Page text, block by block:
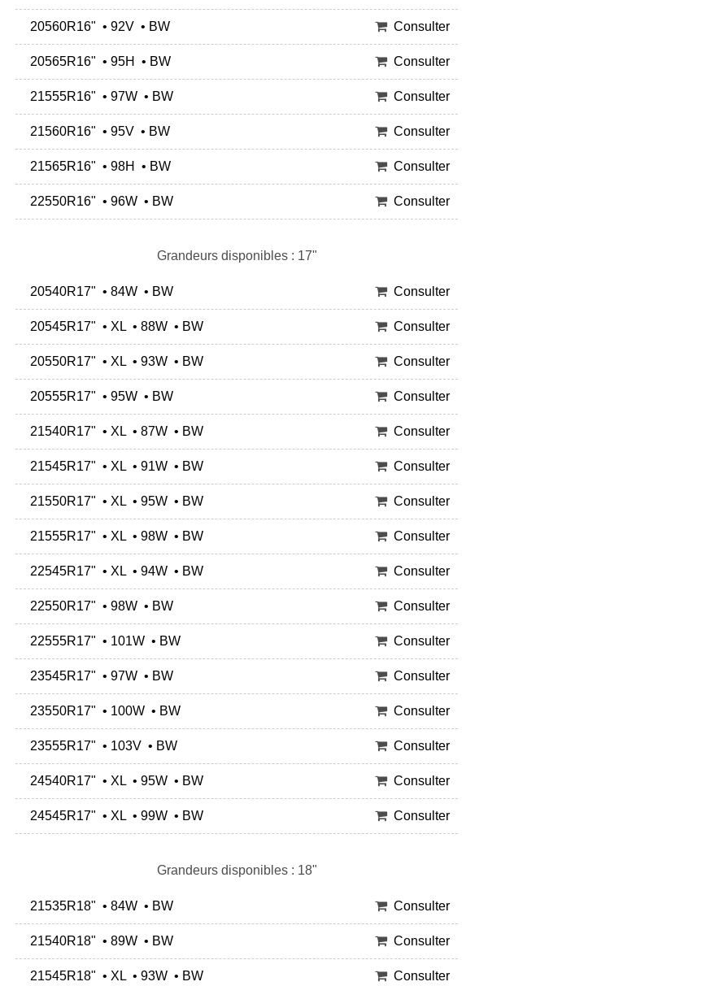
20560R16" • 92V • BW Consulter
20565R16" • 95H • BW Consulter
21555R16" • 97W • BW Consulter
21560R16" • 95V • BW Consulter
21565R16" • 98H • BW Consulter
22550R16" • 96W • BW Consulter
Grandeurs disponibles : 17"
20540R17" • 84W • BW Consulter
20545R17" • XL • 88W • BW Consulter
20550R17" • XL • 93W • BW Consulter
20555R17" • 95W • BW Consulter
21540R17" • XL • 87W • BW Consulter
21545R17" • XL • 91W • BW Consulter
21550R17" • XL • 95W • BW Consulter
21555R17" • XL • 98W • BW Consulter
22545R17" • XL • 94W • BW Consulter
22550R17" • 98W • BW Consulter
22555R17" • 101W • BW Consulter
23545R17" • 97W • BW Consulter
23550R17" • 100W • BW Consulter
23555R17" • 103V • BW Consulter
24540R17" • XL • 95W • BW Consulter
24545R17" • XL • 99W • BW Consulter
Grandeurs disponibles : 18"
21535R18" • 84W • BW Consulter
21540R18" • 89W • BW Consulter
21545R18" • XL • 93W • BW Consulter